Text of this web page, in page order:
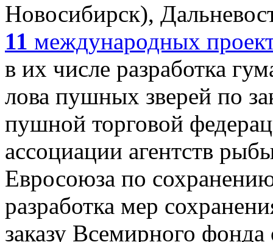
Новосибирск),
11 международных
в их числе разработка
лова пушных зверей по
пушной торговой
ассоциации агентств
Евросоюза по
разработка мер
заказу Всемирного